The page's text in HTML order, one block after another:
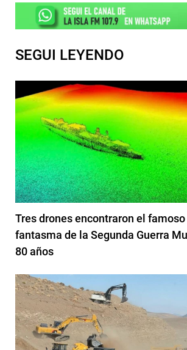
SEGUI LEYENDO
Tres drones encontraron el
fantasma de la Segunda Guerra
80 años